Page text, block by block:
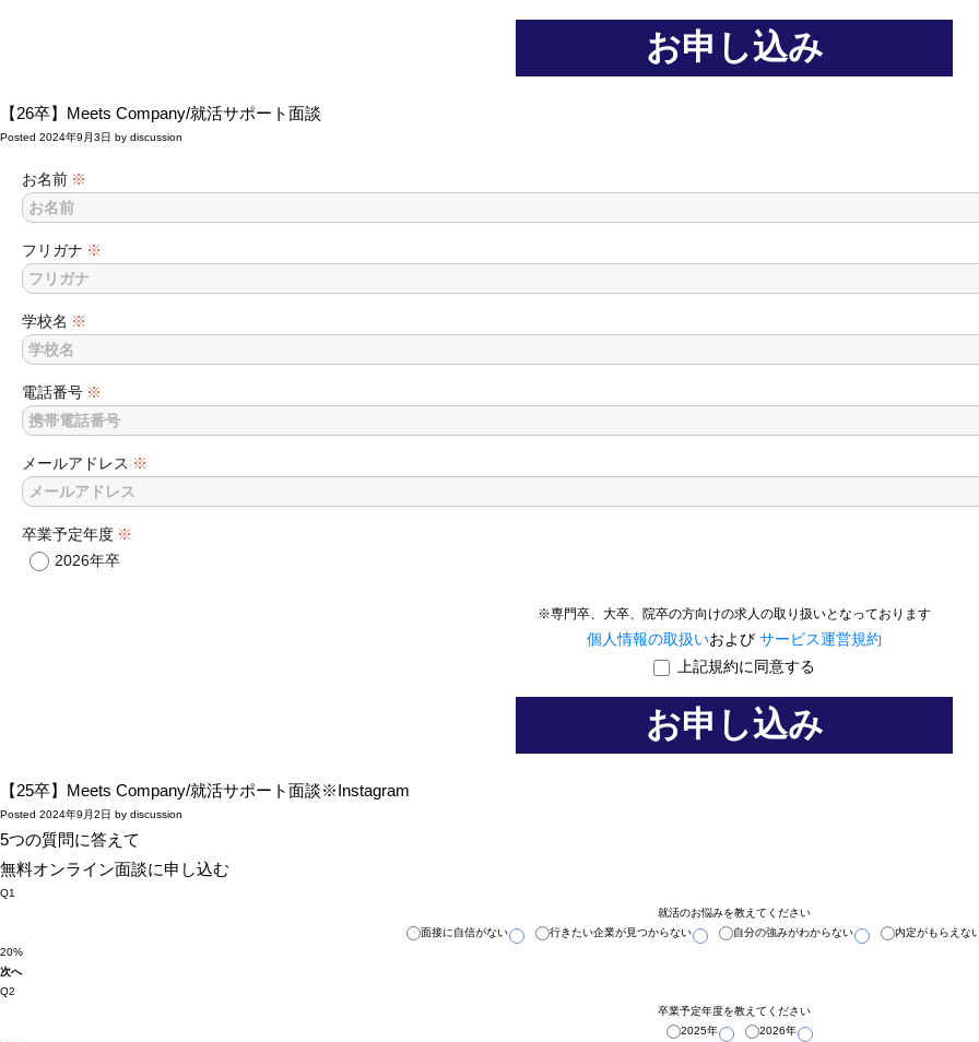
【26卒】Meets Company/就活サポート面談
Posted 2024年9月3日 by discussion
お名前 ※
フリガナ ※
学校名 ※
電話番号 ※
メールアドレス ※
卒業予定年度 ※
2026年卒
※専門卒、大卒、院卒の方向けの求人の取り扱いとなっております
個人情報の取扱いおよび サービス運営規約
上記規約に同意する
【25卒】Meets Company/就活サポート面談※Instagram
Posted 2024年9月2日 by discussion
5つの質問に答えて
無料オンライン面談に申し込む
Q1
就活のお悩みを教えてください
面接に自信がない
行きたい企業が見つからない 自分の強みがわからない 内定がもらえな
20%
次へ
Q2
卒業予定年度を教えてください
2025年
2026年